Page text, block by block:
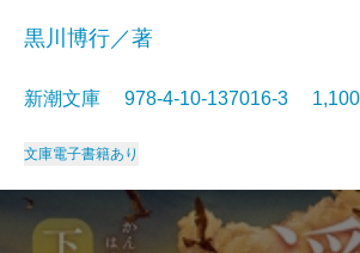
黒川博行／著
新潮文庫 978-4-10-137016-3
文庫電子書籍あり